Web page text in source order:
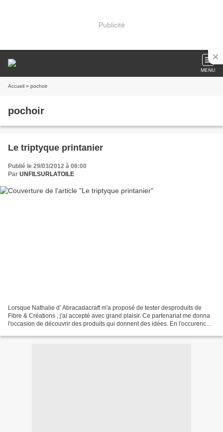
Publicité
MENU
Accueil » pochoir
pochoir
Le triptyque printanier
Publié le 29/03/2012 à 06:00
Par UNFILSURLATOILE
Lorsque Nathalie d' Abracadacraft m'a proposé de tester desproduits de
Fibre & Créations , j'ai accepté avec grand plaisir. Ce partenariat me donna
l'occasion de découvrir des produits qui donnent des idées. En l'occurence,